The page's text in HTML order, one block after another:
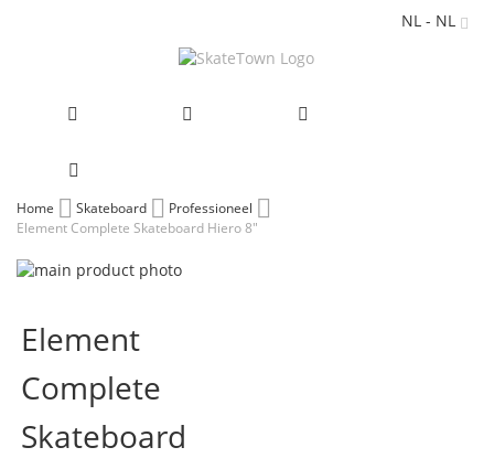
NL - NL
Ga
naar
inhoud
Home Skateboard
Professioneel
Element Complete Skateboard Hiero 8"
Ga
einde
van
de
afbeeldingen-
gallerij
het
begin
van
de
afbeeldingen-
gallerij
Element
Complete
Skateboard